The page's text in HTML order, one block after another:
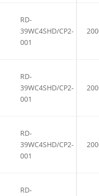
RD-
39WC4SHD/CP2-
001
RD-
39WC4SHD/CP2-
001
RD-
39WC4SHD/CP2-
001
RD-